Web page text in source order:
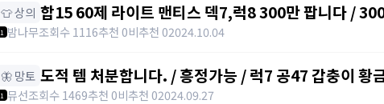
👕 상의 합15 60제 라이트 맨티스 덱7,럭8 300만 팝니
category=10&id=1355026
1 밤나무조회수 1116추천 0비추천 02024.10.04
🦋 망토 도적 템 처분합니다. / 흥정가능 / 럭7 공47 갑충이 황
럭10 럭9 자수정귀걸이 덱8 아이젠 / 빅맘
1 뮤선조회수 1469추천 0비추천 02024.09.27